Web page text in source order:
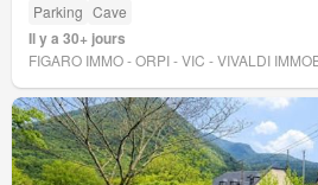
Parking Cave
Il y a 30+ jours
FIGARO IMMO - ORPI - VIC - VIVALDI